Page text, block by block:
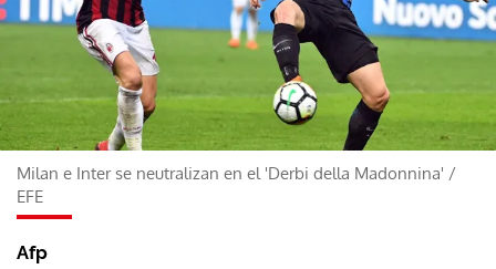
Milan e Inter se neutralizan en el 'Derbi della Madonnina' /
EFE
Afp